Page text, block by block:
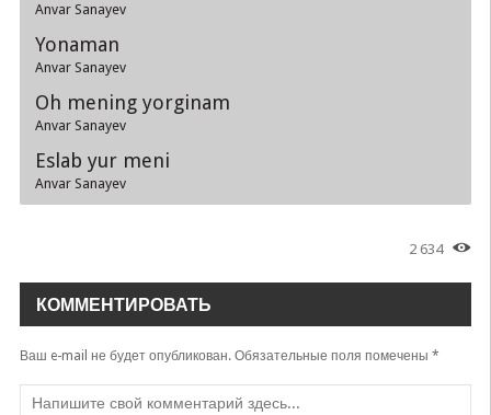
Anvar Sanayev
Yonaman
Anvar Sanayev
Oh mening yorginam
Anvar Sanayev
Eslab yur meni
Anvar Sanayev
2 634
КОММЕНТИРОВАТЬ
Ваш e-mail не будет опубликован.Обязательные поля помечены *